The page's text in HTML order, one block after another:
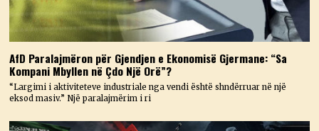
AfD Paralajmëron për Gjendjen e Ekonomisë Gjermane: “Sa
Kompani Mbyllen në Çdo Një Orë”?
“Largimi i aktiviteteve industriale nga vendi është shndërruar në një
eksod masiv.” Një paralajmërim i ri